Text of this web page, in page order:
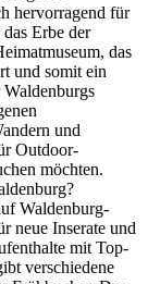
hervorragend für
Erbe der
das
und somit ein
und
Outdoor-
möchten.
Waldenburg-
neue Inserate und
mit Top-
verschiedene